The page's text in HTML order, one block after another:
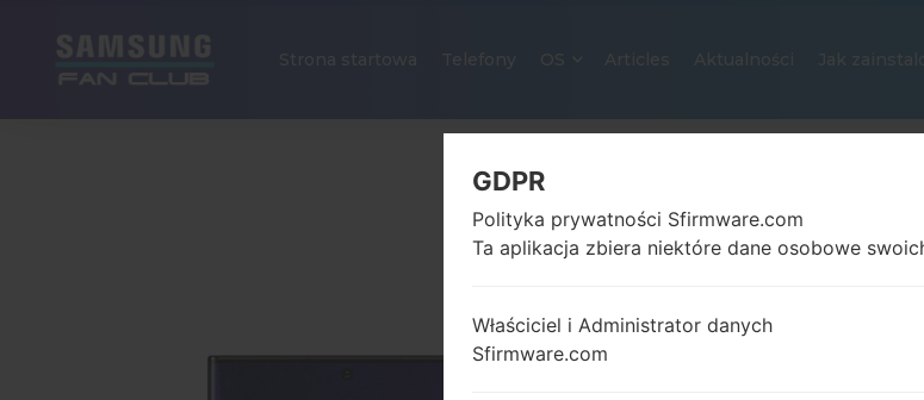
Aktualności Jak
OFICJALNE
GDPR
Polityka prywatności Sfirmware.com
Ta aplikacja zbiera niektóre dane osobowe
Właściciel i Administrator danych
Sfirmware.com